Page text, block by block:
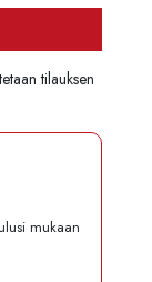
tilauksen
mukaan